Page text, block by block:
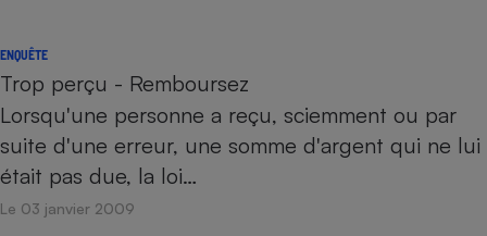
ENQUÊTE
Trop perçu - Remboursez
Lorsqu'une personne a reçu, sciemment ou par
suite d'une erreur, une somme d'argent qui ne lui
était pas due, la loi…
Le 03 janvier 2009